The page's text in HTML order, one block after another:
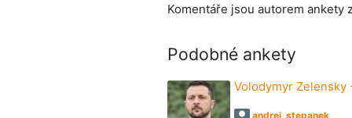
Komentáře jsou autorem ankety
Podobné ankety
Volodymyr Zelensky
andrej_stepanek